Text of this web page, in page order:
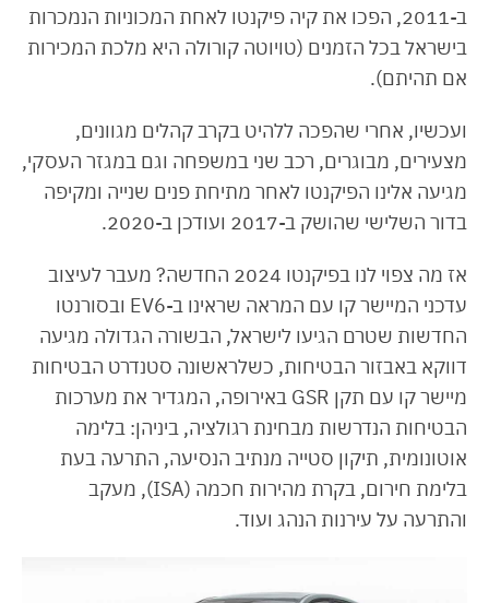
ב-2011, הפכו את קיה פיקנטו לאחת המכוניות הנמכרות
בישראל בכל הזמנים (טויוטה קורולה היא מלכת המכירות
אם תהיתם).
ועכשיו, אחרי שהפכה ללהיט בקרב קהלים מגוונים,
מצעירים, מבוגרים, רכב שני במשפחה וגם במגזר העסקי,
מגיעה אלינו הפיקנטו לאחר מתיחת פנים שנייה ומקיפה
בדור השלישי שהושק ב-2017 ועודכן ב-2020.
אז מה צפוי לנו בפיקנטו 2024 החדשה? מעבר לעיצוב
עדכני המיישר קו עם המראה שראינו ב-EV6 ובסורנטו
החדשות שטרם הגיעו לישראל, הבשורה הגדולה מגיעה
דווקא באבזור הבטיחות, כשלראשונה סטנדרט הבטיחות
מיישר קו עם תקן GSR באירופה, המגדיר את מערכות
הבטיחות הנדרשות מבחינת רגולציה, ביניהן: בלימה
אוטונומית, תיקון סטייה מנתיב הנסיעה, התרעה בעת
בלימת חירום, בקרת מהירות חכמה (ISA), מעקב
והתרעה על עירנות הנהג ועוד.